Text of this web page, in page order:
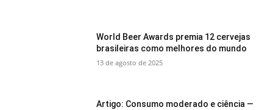
World Beer Awards premia 12 cervejas
brasileiras como melhores do mundo
13 de agosto de 2025
Artigo: Consumo moderado e ciência —